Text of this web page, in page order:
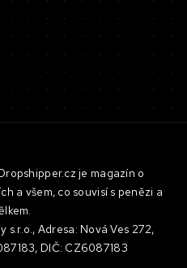
je magazín o
a všem, co souvisí s penězi a
s.r.o., Adresa: Nová Ves 272,
DIČ: CZ6087183